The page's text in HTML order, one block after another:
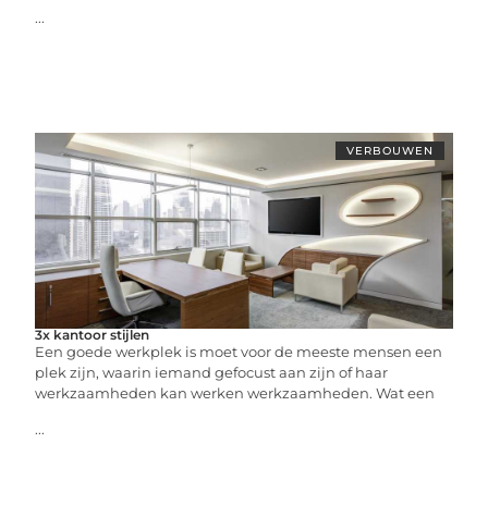
...
VERBOUWEN
3x kantoor stijlen
Een goede werkplek is moet voor de meeste mensen een
plek zijn, waarin iemand gefocust aan zijn of haar
werkzaamheden kan werken werkzaamheden. Wat een
...